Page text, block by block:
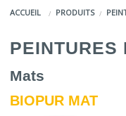
LA MARQUE JEFCO®
ACCUEIL PRODUITS
PEINTURES
Mats
BIOPUR MAT